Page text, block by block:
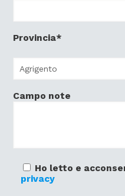
Provincia*
Campo note
Ho letto e
privacy